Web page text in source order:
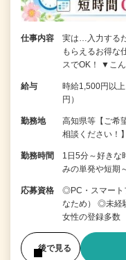
仕事内容
実は…入力する
もらえるお得な
スでOK！ ▼こ
給与
時給1,500円以
円）
勤務地
高知県等【ご希
相談ください！】
勤務時間
1日5分～好きな
みの単発や短期
応募資格
◎PC・スマート
なため） ◎未経
女性の登録多
後で見る